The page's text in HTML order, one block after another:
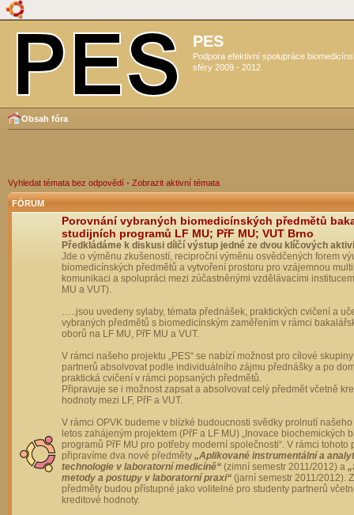
PES
Podpora efektivní spolupráce
sféry 2009 - 2012
Obsah fóra
Vyhledat témata bez odpovědí • Zobrazit aktivní témata
FÓRUM
Porovnání vybraných biomedicínských předmětů
studijních programů LF MU; PřF MU; VUT Brno
Předkládáme k diskusi dílčí výstup jedné ze dvou klíčových
Jde o výměnu zkušeností, reciproční výměnu osvědčených forem
biomedicínských předmětů a vytvoření prostoru pro vzájemnou
komunikaci a spolupráci mezi zúčastněnými vzdělávacími
MU a VUT).
…..jsou uvedeny sylaby, témata přednášek, praktických cvičení a
vybraných předmětů s biomedicínským zaměřením v rámci
oborů na LF MU, PřF MU a VUT.
V rámci našeho projektu „PES“ se nabízí možnost pro cílové
partnerů absolvovat podle individuálního zájmu přednášky a po
praktická cvičení v rámci popsaných předmětů.
Připravuje se i možnost zapsat a absolvovat celý předmět včetně
hodnoty mezi LF, PřF a VUT.
V rámci OPVK budeme v blízké budoucnosti svědky prolnutí
letos zahájeným projektem (PřF a LF MU) „Inovace biochemických
programů PřF MU pro potřeby moderní společnosti“. V rámci tohoto
připravíme dva nové předměty „Aplikované instrumentální a
technologie v laboratorní medicíně“ (zimní semestr 2011/2012) a
metody a postupy v laboratorní praxi“ (jarní semestr 2011/2012).
předměty budou přístupné jako volitelné pro studenty partnerů
kreditové hodnoty.